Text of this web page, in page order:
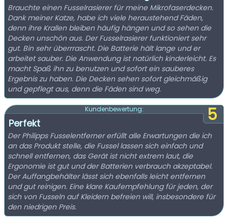
Brauchte einen Fusselrasierer für meine Mikrofaserdecken.
Dank meiner Katze, habe ich viele heraustehend Fäden,
denn ihre Krallen bleiben häufig hängen und so sehen die
Decken unschön aus. Der Fusselrasierer funktioniert sehr
gut. Bin sehr überrrascht. Die Batterie hält lange und er
arbeitet sauber. Die Anwendung ist natürlich kinderleicht. Es
macht Spaß ihn zu benutzen und sofort ein sauberes
Ergebnis zu haben. Die Decken sehen sofort gleichmäßig
und gepflegt aus, denn die Fäden sind weg.
5
Kundenbewertung:
Perfekt
Der Philipps Fusselentferner erfüllt alle Erwartungen die ich
an das Produkt stelle, die Fussel lassen sich einfach und
schnell entfernen, das Gerät ist nicht extrem laut, die
Ergonomie ist gut und der Batterien verbrauch akzeptabel.
Der Auffangbehälter lässt sich ebenfalls leicht entfernen
und gut reinigen. Eine klare Kaufempfehlung für jeden, der
sich von Fusseln auf Kleidern befreien will, insbesondere für
den niedrigen Preis.